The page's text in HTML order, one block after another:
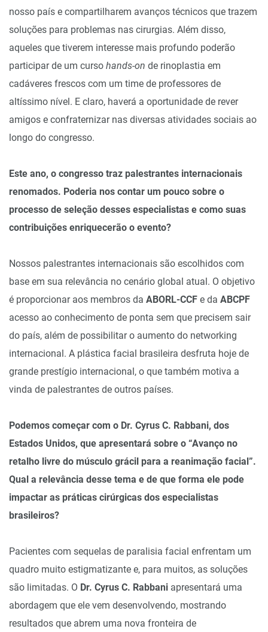
nosso país e compartilharem avanços técnicos que trazem
soluções para problemas nas cirurgias. Além disso,
aqueles que tiverem interesse mais profundo poderão
participar de um curso hands-on de rinoplastia em
cadáveres frescos com um time de professores de
altíssimo nível. E claro, haverá a oportunidade de rever
amigos e confraternizar nas diversas atividades sociais ao
longo do congresso.
Este ano, o congresso traz palestrantes internacionais
renomados. Poderia nos contar um pouco sobre o
processo de seleção desses especialistas e como suas
contribuições enriquecerão o evento?
Nossos palestrantes internacionais são escolhidos com
base em sua relevância no cenário global atual. O objetivo
é proporcionar aos membros da ABORL-CCF e da ABCPF
acesso ao conhecimento de ponta sem que precisem sair
do país, além de possibilitar o aumento do networking
internacional. A plástica facial brasileira desfruta hoje de
grande prestígio internacional, o que também motiva a
vinda de palestrantes de outros países.
Podemos começar com o Dr. Cyrus C. Rabbani, dos
Estados Unidos, que apresentará sobre o “Avanço no
retalho livre do músculo grácil para a reanimação facial”.
Qual a relevância desse tema e de que forma ele pode
impactar as práticas cirúrgicas dos especialistas
brasileiros?
Pacientes com sequelas de paralisia facial enfrentam um
quadro muito estigmatizante e, para muitos, as soluções
são limitadas. O Dr. Cyrus C. Rabbani apresentará uma
abordagem que ele vem desenvolvendo, mostrando
resultados que abrem uma nova fronteira de